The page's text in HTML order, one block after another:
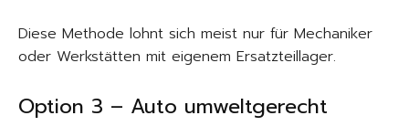
Diese Methode lohnt sich meist nur für Mechaniker
oder Werkstätten mit eigenem Ersatzteillager.
Option 3 – Auto umweltgerecht